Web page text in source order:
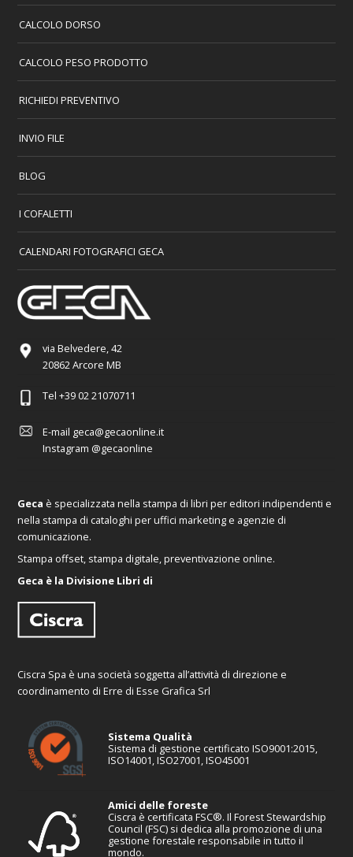
CALCOLO DORSO
CALCOLO PESO PRODOTTO
RICHIEDI PREVENTIVO
INVIO FILE
BLOG
I COFALETTI
CALENDARI FOTOGRAFICI GECA
via Belvedere, 42
20862 Arcore MB
Tel +39 02 21070711
E-mail geca@gecaonline.it
Instagram @gecaonline
Geca è specializzata nella stampa di libri per editori indipendenti e
nella stampa di cataloghi per uffici marketing e agenzie di
comunicazione.
Stampa offset, stampa digitale, preventivazione online.
Geca è la Divisione Libri di
Ciscra Spa è una società soggetta all’attività di direzione e
coordinamento di Erre di Esse Grafica Srl
Sistema Qualità
Sistema di gestione certificato ISO9001:2015,
ISO14001, ISO27001, ISO45001
Amici delle foreste
Ciscra è certificata FSC®. Il Forest Stewardship
Council (FSC) si dedica alla promozione di una
gestione forestale responsabile in tutto il
mondo.